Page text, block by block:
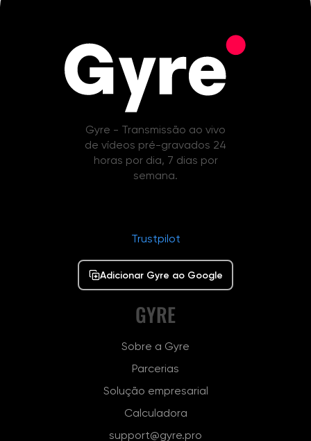
Gyre - Transmissão ao vivo
de vídeos pré-gravados 24
horas por dia, 7 dias por
semana.
Trustpilot
Adicionar Gyre ao Google
GYRE
Sobre a Gyre
Parcerias
Solução empresarial
Calculadora
support@gyre.pro